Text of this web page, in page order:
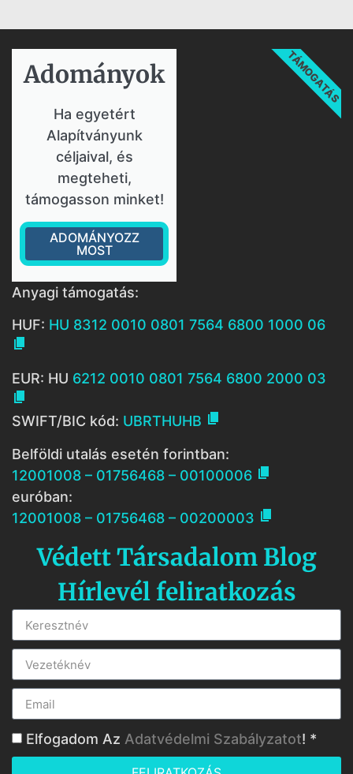
Adományok​
Ha egyetért
Alapítványunk
céljaival, és
megteheti,
támogasson minket!
ADOMÁNYOZZ
MOST
TÁMOGATÁS
Anyagi támogatás:
HUF: HU 8312 0010 0801 7564 6800 1000 06

EUR: HU 6212 0010 0801 7564 6800 2000 03

SWIFT/BIC kód: UBRTHUHB 
Belföldi utalás esetén forintban:
12001008 – 01756468 – 00100006 
euróban:
12001008 – 01756468 – 00200003 
Védett Társadalom Blog
Hírlevél feliratkozás
Elfogadom Az Adatvédelmi Szabályzatot! *